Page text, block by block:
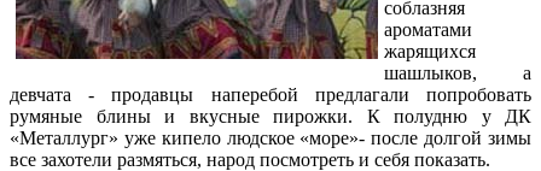
соблазняя
ароматами
жарящихся
шашлыков, а
девчата - продавцы наперебой предлагали попробовать
румяные блины и вкусные пирожки. К полудню у ДК
«Металлург» уже кипело людское «море»- после долгой зимы
все захотели размяться, народ посмотреть и себя показать.